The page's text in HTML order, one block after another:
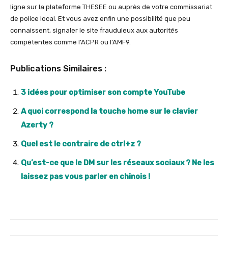
ligne sur la plateforme THESEE ou auprès de votre commissariat
de police local. Et vous avez enfin une possibilité que peu
connaissent, signaler le site frauduleux aux autorités
compétentes comme l’ACPR ou l’AMF9.
Publications Similaires :
3 idées pour optimiser son compte YouTube
A quoi correspond la touche home sur le clavier
Azerty ?
Quel est le contraire de ctrl+z ?
Qu’est-ce que le DM sur les réseaux sociaux ? Ne les
laissez pas vous parler en chinois !